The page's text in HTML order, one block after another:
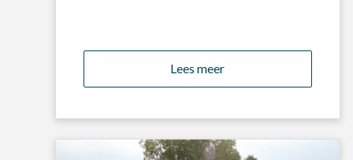
Lees meer